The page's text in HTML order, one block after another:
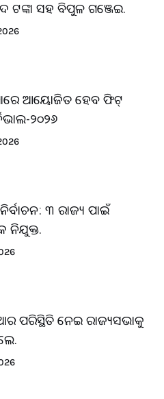
ଟଙ୍କା ସହ ବିପୁଳ ଗଞ୍ଜେଇ.
ଆୟୋଜିତ ହେବ ଫିଟ୍
୨୦୨୬
୩ ରାଜ୍ୟ ପାଇଁ
ନିଯୁକ୍ତ.
ପରିସ୍ଥିତି ନେଇ ରାଜ୍ୟସଭାକୁ